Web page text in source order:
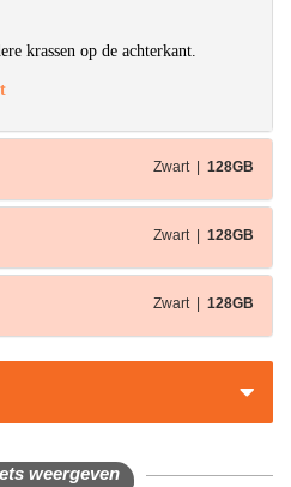
krassen op de achterkant.
Zwart | 128GB
Zwart | 128GB
Zwart | 128GB
weergeven